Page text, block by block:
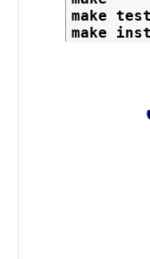
make test
make